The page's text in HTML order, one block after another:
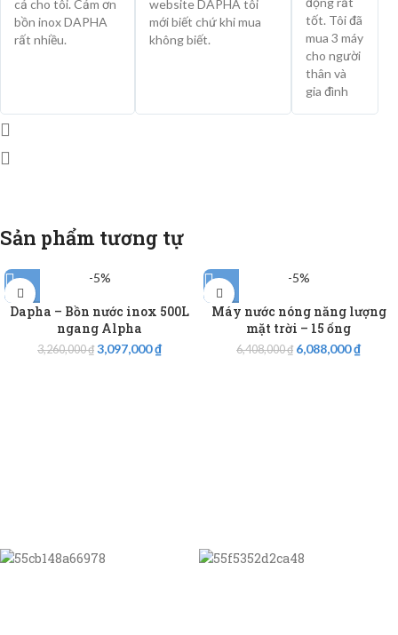
cả cho tôi. Cảm ơn
bồn inox DAPHA
rất nhiều.
website DAPHA tôi
mới biết chứ khi mua
không biết.
tốt. Tôi đã
mua 3 máy
cho người
thân và
gia đình
Sản phẩm tương tự
-5%
Dapha – Bồn nước inox 500L
ngang Alpha
3,260,000₫ 3,097,000₫
-5%
Máy nước nóng năng lượng
mặt trời – 15 ống
6,408,000₫ 6,088,000₫